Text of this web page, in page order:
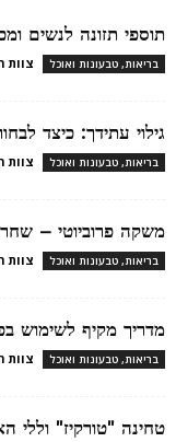
תוספי תזונה לנשים
בריאות, טבעונות ואוכל צוות
גילוי עתידך: כיצד
בריאות, טבעונות ואוכל צוות
משקה פרוביוטי –
בריאות, טבעונות ואוכל צוות
מדריך מקיף לשימוש
בריאות, טבעונות ואוכל צוות
טחינה "טורקיז" וללי